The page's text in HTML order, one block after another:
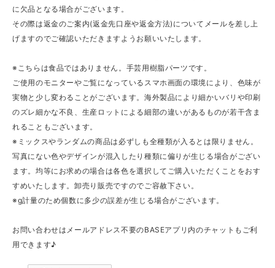
に欠品となる場合がございます。
その際は返金のご案内(返金先口座や返金方法)についてメールを差し上
げますのでご確認いただきますようお願いいたします。
※こちらは食品ではありません。手芸用樹脂パーツです。
ご使用のモニターやご覧になっているスマホ画面の環境により、色味が
実物と少し変わることがございます。海外製品により細かいバリや印刷
のズレ細かな不良、生産ロットによる細部の違いがあるものが若干含ま
れることもございます。
※ミックスやランダムの商品は必ずしも全種類が入るとは限りません。
写真にない色やデザインが混入したり種類に偏りが生じる場合がござい
ます。均等にお求めの場合は各色を選択してご購入いただくことをおす
すめいたします。卸売り販売ですのでご容赦下さい。
※g計量のため個数に多少の誤差が生じる場合がございます。
お問い合わせはメールアドレス不要のBASEアプリ内のチャットもご利
用できます♪